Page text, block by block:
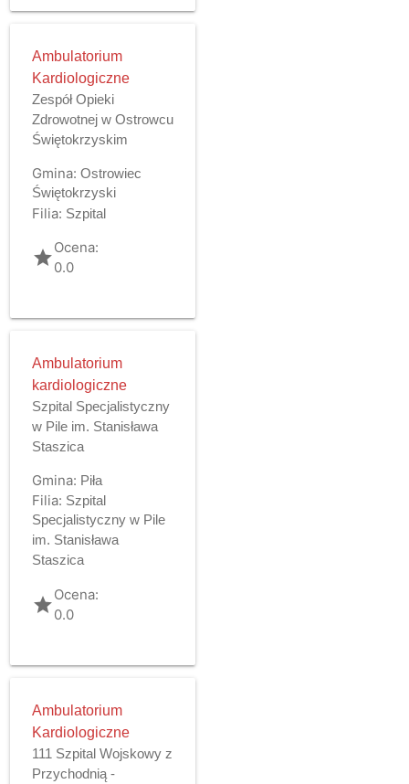
Ambulatorium
Kardiologiczne
Zespół Opieki
Zdrowotnej w Ostrowcu
Świętokrzyskim
Gmina: Ostrowiec
Świętokrzyski
Filia: Szpital
gradeOcena:
0.0
Ambulatorium
kardiologiczne
Szpital Specjalistyczny
w Pile im. Stanisława
Staszica
Gmina: Piła
Filia: Szpital
Specjalistyczny w Pile
im. Stanisława
Staszica
gradeOcena:
0.0
Ambulatorium
Kardiologiczne
111 Szpital Wojskowy z
Przychodnią -